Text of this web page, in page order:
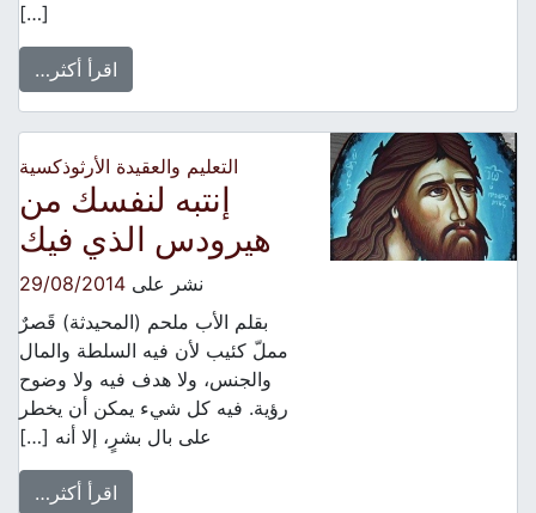
[…]
اقرأ أكثر…
التعليم والعقيدة الأرثوذكسية
إنتبه لنفسك من
هيرودس الذي فيك
نشر على29/08/2014
بقلم الأب ملحم (المحيدثة) قَصرٌ
مملّ كئيب لأن فيه السلطة والمال
والجنس، ولا هدف فيه ولا وضوح
رؤية. فيه كل شيء يمكن أن يخطر
على بال بشرٍ، إلا أنه […]
اقرأ أكثر…